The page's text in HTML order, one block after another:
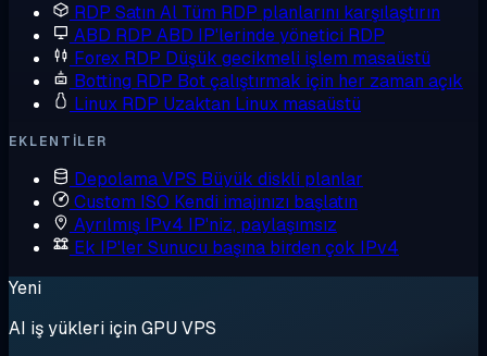
RDP Satın Al Tüm RDP planlarını karşılaştırın
ABD RDP ABD IP'lerinde yönetici RDP
Forex RDP Düşük gecikmeli işlem masaüstü
Botting RDP Bot çalıştırmak için her zaman açık
Linux RDP Uzaktan Linux masaüstü
EKLENTILER
Depolama VPS Büyük diskli planlar
Custom ISO Kendi imajınızı başlatın
Ayrılmış IPv4 IP'niz, paylaşımsız
Ek IP'ler Sunucu başına birden çok IPv4
Yeni
AI iş yükleri için GPU VPS